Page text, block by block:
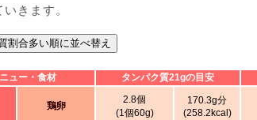
きます。
割合多い順に並べ替え
ュー・食材 タンパク質21gの目安
鶏卵
2.8個
(1個60g)
170.3g分
(258.2kcal)